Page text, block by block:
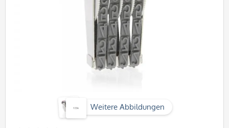
Weitere Abbildungen